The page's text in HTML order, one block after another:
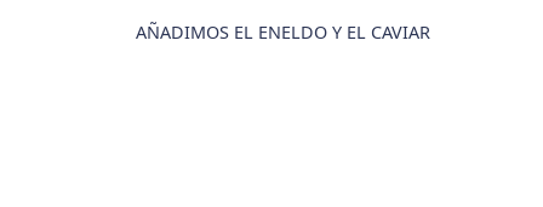
AÑADIMOS EL ENELDO Y EL CAVIAR